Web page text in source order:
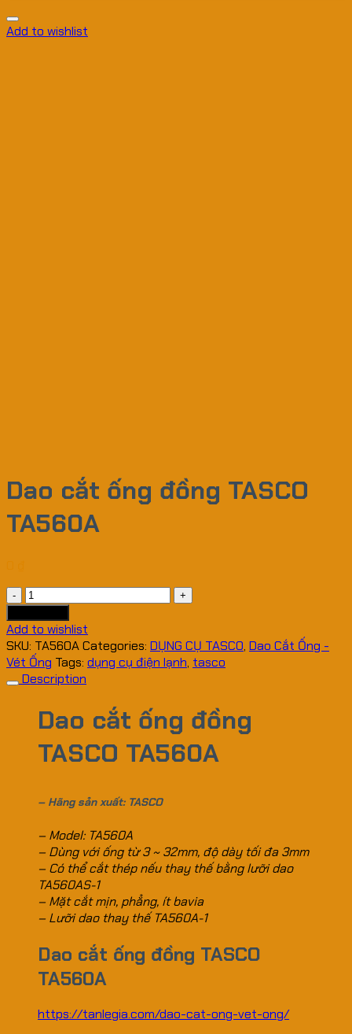
Add to wishlist
Dao cắt ống đồng TASCO
TA560A
Dao
cắt
ống
đồng
TASCO
TA560A
Add to wishlist
SKU: TA560ACategories: DỤNG CỤ TASCO, Dao Cắt Ống -
Vét Ống Tags: dụng cụ điện lạnh, tasco
Description
Dao cắt ống đồng
TASCO TA560A
– Hãng sản xuất: TASCO
– Model: TA560A
– Dùng với ống từ 3 ~ 32mm, độ dày tối đa 3mm
– Có thể cắt thép nếu thay thế bằng lưỡi dao
TA560AS-1
– Mặt cắt mịn, phẳng, ít bavia
– Lưỡi dao thay thế TA560A-1
Dao cắt ống đồng TASCO
TA560A
https://tanlegia.com/dao-cat-ong-vet-ong/